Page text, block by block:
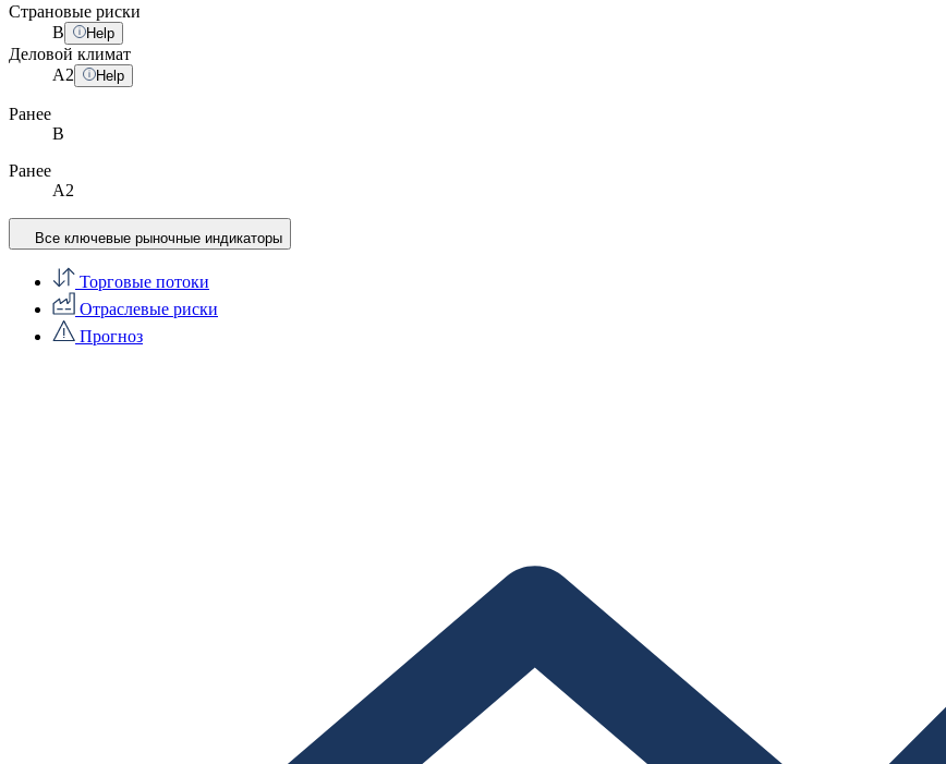
Страновые риски
B
Help
Деловой климат
A2 Help
Ранее
B
Ранее
A2
Все ключевые рыночные индикаторы
Торговые потоки
Отраслевые риски
Прогноз